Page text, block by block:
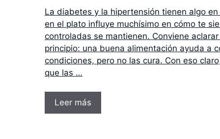
La diabetes y la hipertensión tienen algo
en el plato influye muchísimo en cómo te
controladas se mantienen. Conviene
principio: una buena alimentación ayuda a
condiciones, pero no las cura. Con eso
que las …
Leer más